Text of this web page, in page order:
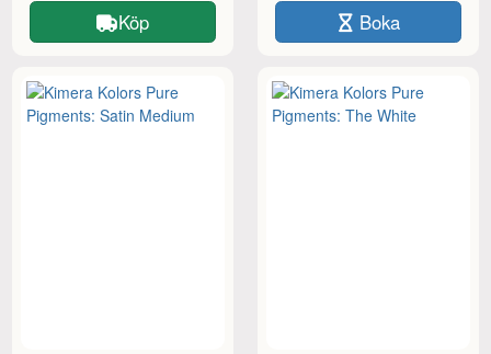
Köp Boka